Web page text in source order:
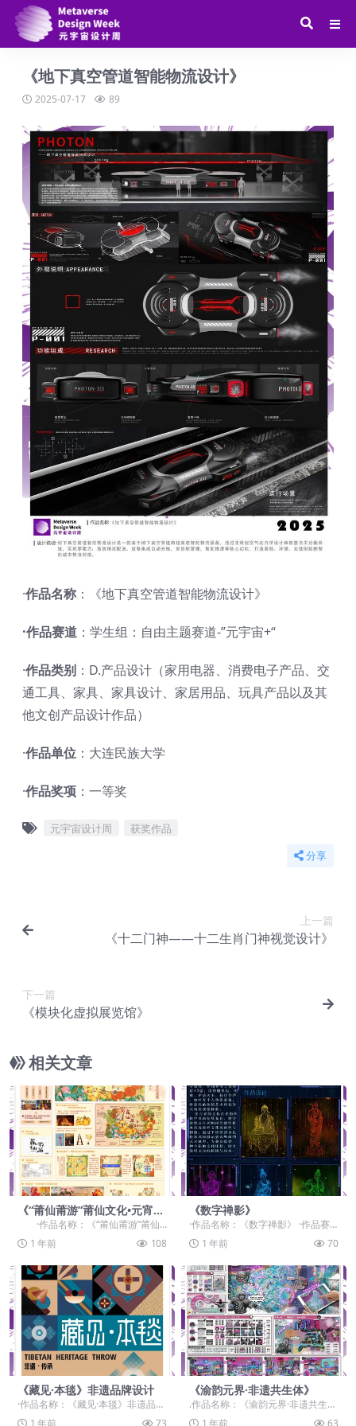
《地下真空管道智能物流设计》
2025-07-17 89
·作品名称 ：《地下真空管道智能物流设计》
·作品赛道 ：学生组：自由主题赛道-”元宇宙+“
·作品类别 ：D.产品设计（家用电器、消费电子产品、交
通工具、家具、家具设计、家居用品、玩具产品以及其
他文创产品设计作品）
·作品单位 ：大连民族大学
·作品奖项 ：一等奖
元宇宙设计周 获奖作品
分享
上一篇
《十二门神——十二生肖门神视觉设计》
下一篇
《模块化虚拟展览馆》
相关文章
《“莆仙莆游”莆仙文化•元宵节
民俗活动视觉形象推广设计》
·作品名称：《“莆仙莆游”莆仙
文化•元宵节民俗活动视觉形象推广
设...1 年前 108
《数字禅影》
·作品名称：《数字禅影》 ·作品赛
道：学生组：命题赛道-”元宇宙+非
遗“ ·作品...
1 年前 70
《藏见·本毯》非遗品牌设计
·作品名称：《藏见·本毯》非遗品牌
设计 ·作品赛道：学生组：命题赛
1 年前 73
《渝韵元界·非遗共生体》
.作品名称：《渝韵元界·非遗共生
体》 .作品赛道：学生组：命题赛
1 年前 63